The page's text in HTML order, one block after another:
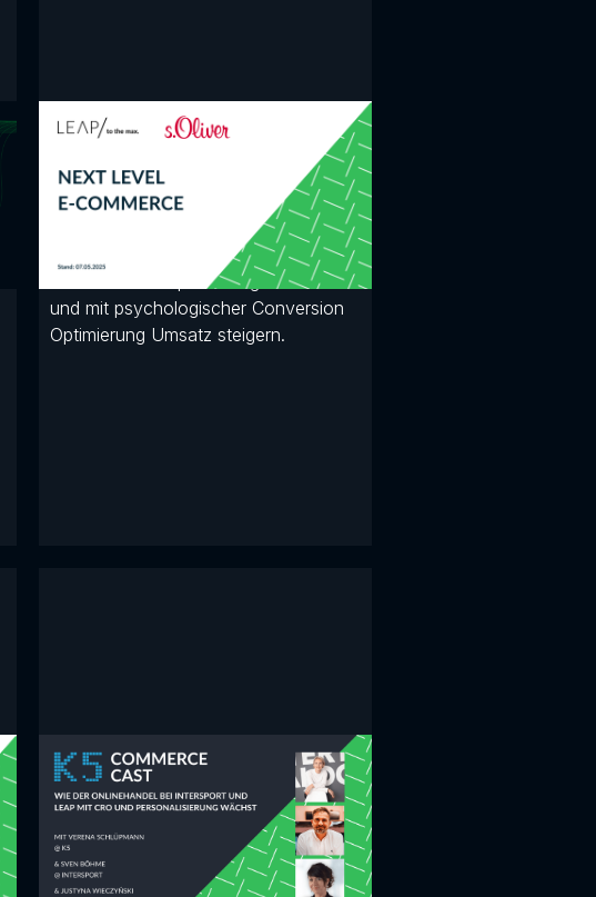
Next Level E-
Laura Mehren (s.Oliver Group) und
Thomas Gruhle (LEAP) zeigen, wie
Sie A/B-Testing wirksam nutzen,
Hürden in der Optimierung überwinden
und mit psychologischer Conversion
Optimierung Umsatz steigern.
K5 Commerce Cast
Intersport steigerte seinen Erfolg in
drei Jahren um 300 % - trotz
Pandemie. Erfahren Sie, welche Hebel
in Zusammenarbeit mit LEAP die